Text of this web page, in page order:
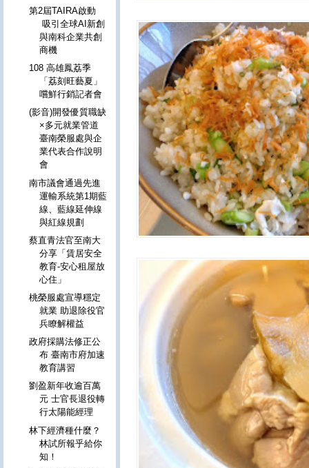
第2屆TAIRA啟動
吸引全球AI新創
與南科企業共創
商機
108 高雄鳳荔季
「荔刻旺藝夏」
嚐鮮行銷記者會
(影音)開發優質職缺
×多元就業管道
臺南榮服處與企
業代表合作說明
會
南市議會通過先進
運輸系統第1期藍
線、藍線延伸線
與紅線規劃
蔡直青法官至南大
分享「賃居安全
教育-安心租屋放
心住」
桃榮服處宣導穩定
就業 助退除役官
兵瞭解權益
政府採購法修正公
布 臺南市府加速
教育講習
劉盈新年收逾百萬
元 士官長退役轉
行太陽能經理
林下經濟種什麼？
林試所報乎給你
知！